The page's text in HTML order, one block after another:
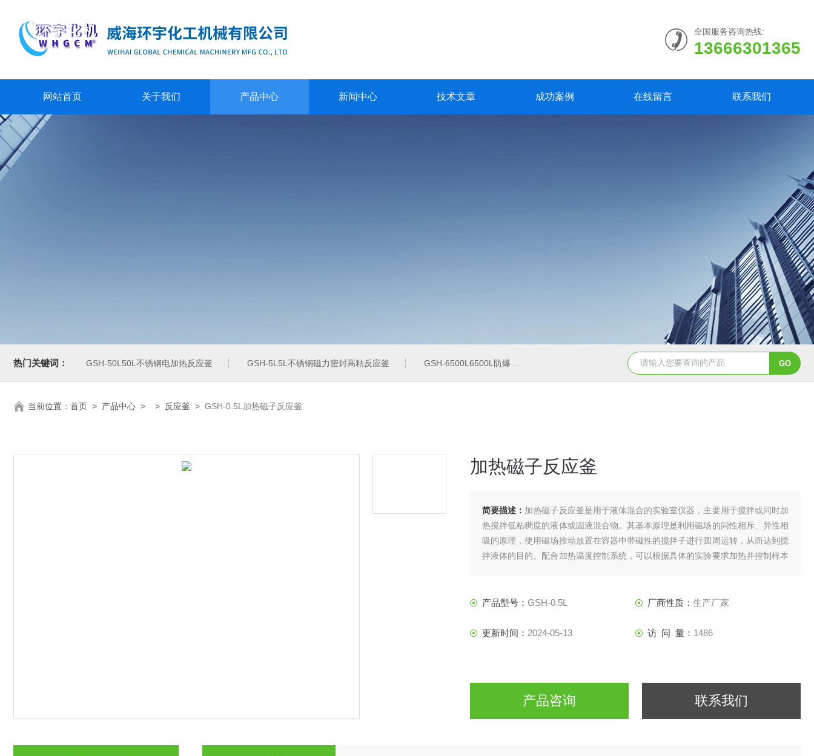
全国服务咨询热线:
13666301365
网站首页 关于我们 产品中心 新闻中心 技术文章 成功案例 在线留言 联系我们
热门关键词： GSH-50L50L不锈钢电加热反应釜 GSH-5L5L不锈钢磁力密封高粘反应釜 GSH-6500L6500L防爆加氢工业反应釜 GSH-0.5L0.5L不锈钢磁力密封聚酯反应釜
当前位置： 首页 > 产品中心 > > 反应釜 > GSH-0.5L加热磁子反应釜
加热磁子反应釜
简要描述： 加热磁子反应釜是用于液体混合的实验室仪器，主要用于搅拌或同时加
热搅拌低粘稠度的液体或固液混合物。其基本原理是利用磁场的同性相斥、异性相
吸的原理，使用磁场推动放置在容器中带磁性的搅拌子进行圆周运转，从而达到搅
拌液体的目的。配合加热温度控制系统，可以根据具体的实验要求加热并控制样本
产品型号： GSH-0.5L 厂商性质： 生产厂家
更新时间： 2024-05-13 访 问 量： 1486
产品咨询 联系我们